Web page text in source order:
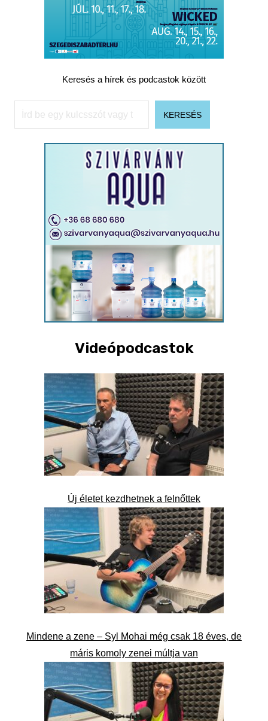
Keresés a hírek és podcastok között
Keresés
KERESÉS
Videópodcastok
Új életet kezdhetnek a felnőttek
Mindene a zene – Syl Mohai még csak 18 éves, de
máris komoly zenei múltja van